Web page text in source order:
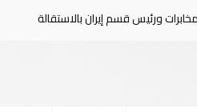
إيران بالاستقالة